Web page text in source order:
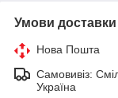
Умови доставки
Нова Пошта
Самовивіз:
Україна